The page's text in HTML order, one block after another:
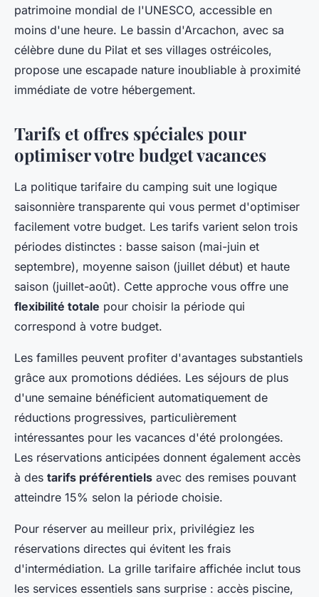
patrimoine mondial de l'UNESCO, accessible en
moins d'une heure. Le bassin d'Arcachon, avec sa
célèbre dune du Pilat et ses villages ostréicoles,
propose une escapade nature inoubliable à proximité
immédiate de votre hébergement.
Tarifs et offres spéciales pour
optimiser votre budget vacances
La politique tarifaire du camping suit une logique
saisonnière transparente qui vous permet d'optimiser
facilement votre budget. Les tarifs varient selon trois
périodes distinctes : basse saison (mai-juin et
septembre), moyenne saison (juillet début) et haute
saison (juillet-août). Cette approche vous offre une
flexibilité totale pour choisir la période qui
correspond à votre budget.
Les familles peuvent profiter d'avantages substantiels
grâce aux promotions dédiées. Les séjours de plus
d'une semaine bénéficient automatiquement de
réductions progressives, particulièrement
intéressantes pour les vacances d'été prolongées.
Les réservations anticipées donnent également accès
à des tarifs préférentiels avec des remises pouvant
atteindre 15% selon la période choisie.
Pour réserver au meilleur prix, privilégiez les
réservations directes qui évitent les frais
d'intermédiation. La grille tarifaire affichée inclut tous
les services essentiels sans surprise : accès piscine,